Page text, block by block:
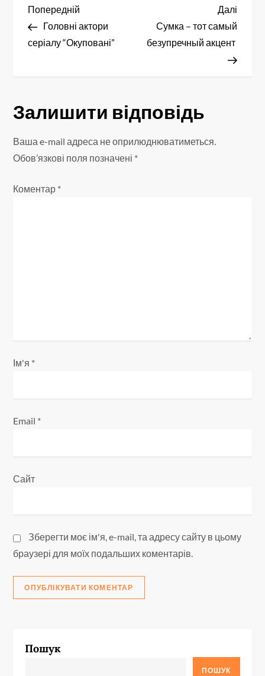
Н
а
г
а
ц
і
Попередній
запис
Попередній
Головні актори
серіалу “Окуповані”
запис
Далі
Сумка – тот самый
безупречный акцент
Залишити відповідь
Ваша e-mail адреса не оприлюднюватиметься.
Обов’язкові поля позначені *
Коментар *
Ім'я *
Email *
Сайт
Зберегти моє ім'я, e-mail, та адресу сайту в цьому
браузері для моїх подальших коментарів.
Пошук
ПОШУК